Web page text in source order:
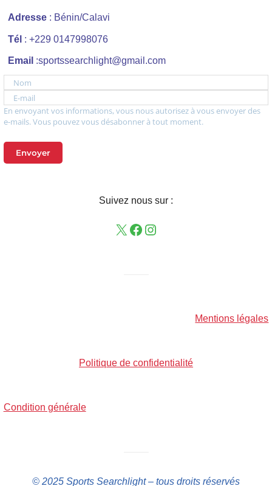
Adresse : Bénin/Calavi
Tél : +229 0147998076
Email :sportssearchlight@gmail.com
Nom
E-mail
En envoyant vos informations, vous nous autorisez à vous envoyer des
e-mails. Vous pouvez vous désabonner à tout moment.
Envoyer
Suivez nous sur :
Mentions légales
Politique de confidentialité
Condition générale
© 2025 Sports Searchlight – tous droits réservés